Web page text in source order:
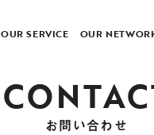
OUR SERVICE OUR
お問い合わせ